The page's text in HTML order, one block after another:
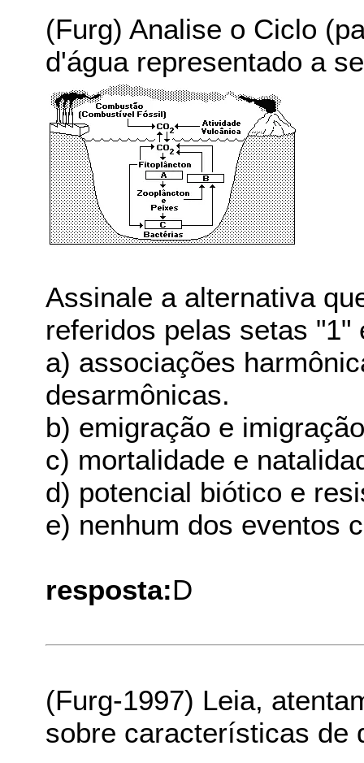
(Furg) Analise o Ciclo
d'água representado a
Assinale a alternativa
referidos pelas setas
a) associações
desarmônicas.
b) emigração e
c) mortalidade e
d) potencial biótico e
e) nenhum dos eventos
resposta:D
(Furg-1997) Leia,
sobre características de